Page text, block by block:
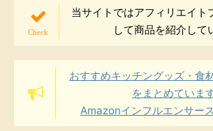
当サイトではアフィリエイト
して商品を紹介して
おすすめキッチングッズ・食
をまとめています
Amazonインフルエンサー